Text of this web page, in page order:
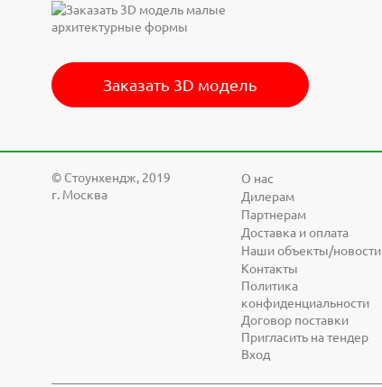
Заказать 3D модель
© Cтоунхендж, 2019
г. Москва
О нас
Дилерам
Партнерам
Доставка и оплата
Наши объекты/новости
Контакты
Политика
конфиденциальности
Договор поставки
Пригласить на тендер
Вход